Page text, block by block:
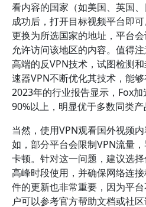
看内容的国家（如美国、英国
成功后，打开目标视频平台即
更换为所选国家的地址，平台
允许访问该地区的内容。值得
高端的反VPN技术，试图检测
速器VPN不断优化其技术，能
2023年的行业报告显示，Fox
90%以上，明显优于多数同类产
当然，使用VPN观看国外视频
如，部分平台会限制VPN流量
卡顿。针对这一问题，建议选
高峰时段使用，并确保网络连
件的更新也非常重要，因为平
户可以参考官方帮助文档或社